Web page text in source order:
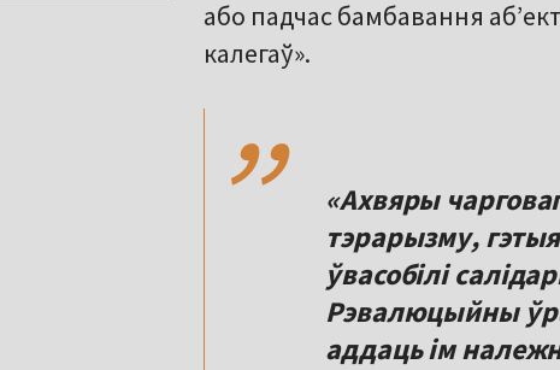
або падчас бамбавання
калегаў».
,,
«Ахвяры
тэрарызму,
ўвасобілі
Рэвалюцыйны